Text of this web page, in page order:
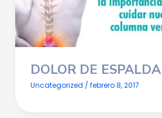
DOLOR DE ESPALDA
Uncategorized / febrero 8, 2017